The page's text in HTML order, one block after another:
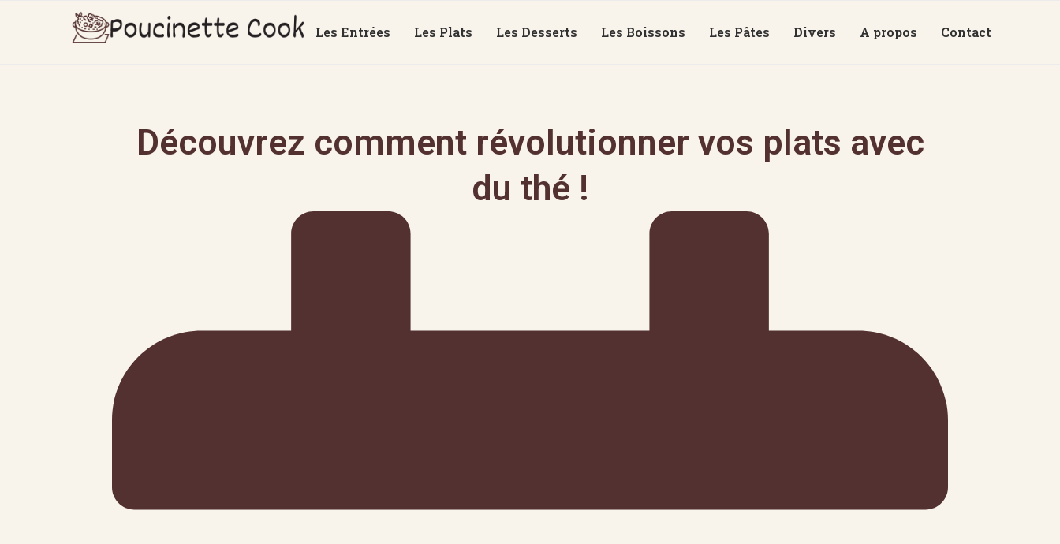
Les Entrées Les Plats Les Desserts Les Boissons Les Pâtes Divers A propos Contact
Découvrez comment révolutionner vos plats avec
du thé !